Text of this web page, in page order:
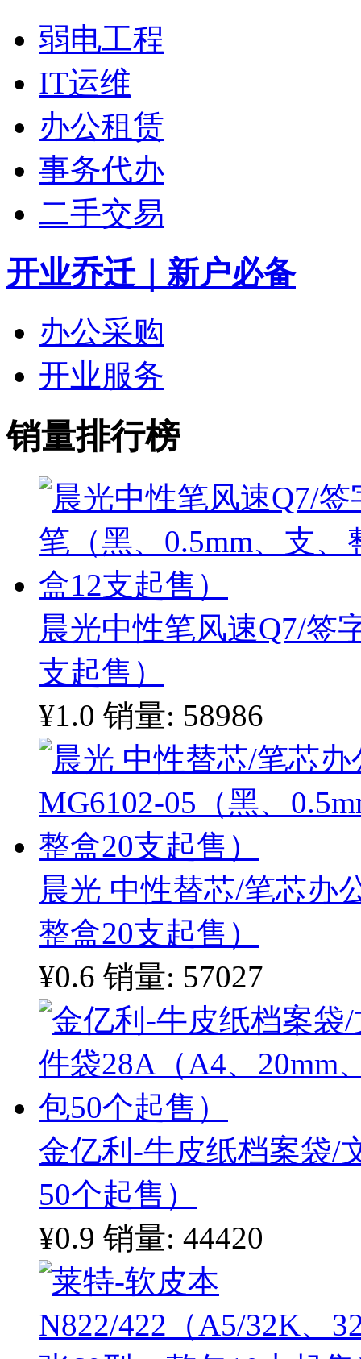
弱电工程
IT运维
办公租赁
事务代办
二手交易
开业乔迁｜新户必备
办公采购
开业服务
销量排行榜
晨光中性笔风速Q7/签
支起售）
¥1.0 销量: 58986
晨光 中性替芯/笔芯办
整盒20支起售）
¥0.6 销量: 57027
金亿利-牛皮纸档案袋/
50个起售）
¥0.9 销量: 44420